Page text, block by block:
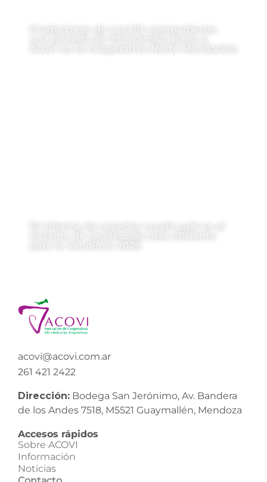
acovi@acovi.com.ar
261 421 2422
Dirección: Bodega San Jerónimo, Av. Bandera
de los Andes 7518, M5521 Guaymallén, Mendoza
Accesos rápidos
Sobre ACOVI
Información
Noticias